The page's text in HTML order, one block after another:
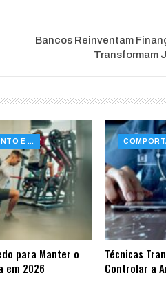
Bancos Reinventam
Transformam
COMPORTAMENTO E SAÚDE
para Manter o
em 2026
Técnicas
Controlar a